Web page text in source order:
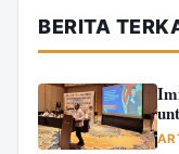
BERITA